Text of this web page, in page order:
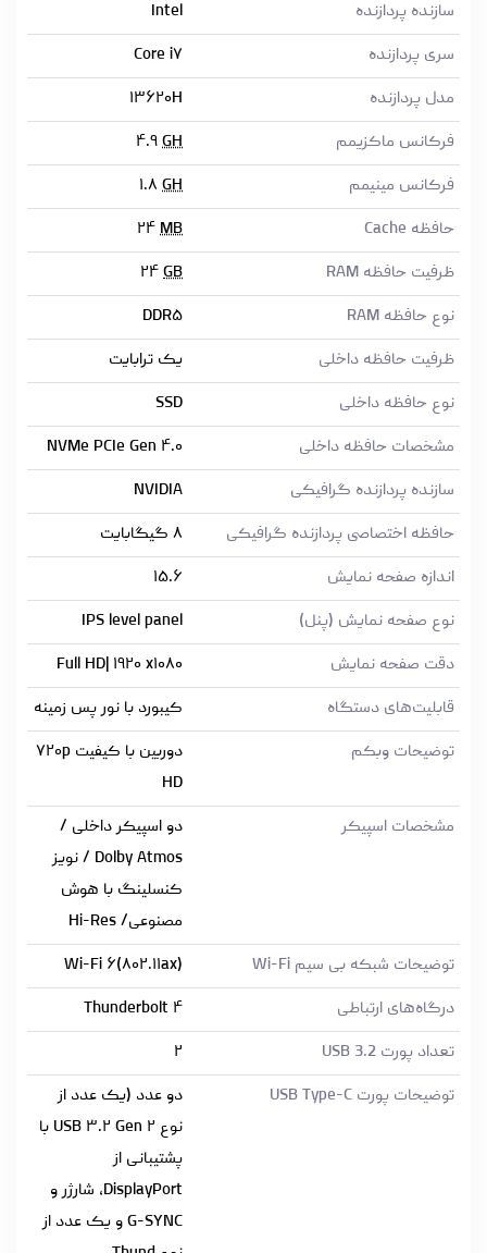
سازنده پردازنده
Intel
سری پردازنده
Core i۷
مدل پردازنده
۱۳۶۲۰H
فرکانس ماکزیمم
۴.۹ GH
فرکانس مینیمم
۱.۸ GH
حافظه Cache
۲۴ MB
ظرفیت حافظه RAM
۲۴ GB
نوع حافظه RAM
DDR۵
ظرفیت حافظه داخلی
یک ترابایت
نوع حافظه داخلی
SSD
مشخصات حافظه داخلی
NVMe PCIe Gen ۴.۰
سازنده پردازنده گرافیکی
NVIDIA
حافظه اختصاصی پردازنده گرافیکی
۸ گیگابایت
اندازه صفحه نمایش
۱۵.۶
نوع صفحه نمایش (پنل)
IPS level panel
دقت صفحه نمایش
Full HD| ۱۹۲۰ x۱۰۸۰
قابلیت‌های دستگاه
کیبورد با نور پس زمینه
توضیحات وبکم
دوربین با کیفیت ۷۲۰p
HD
مشخصات اسپیکر
دو اسپیکر داخلی /
Dolby Atmos / نویز
کنسلینگ با هوش
مصنوعی/ Hi-Res
توضیحات شبکه بی سیم Wi-Fi
Wi-Fi ۶(۸۰۲.۱۱ax)
درگاه‌های ارتباطی
Thunderbolt ۴
تعداد پورت USB 3.2
۲
توضیحات پورت USB Type-C
دو عدد (یک عدد از
نوع USB ۳.۲ Gen ۲ با
پشتیبانی از
DisplayPort، شارژر و
G-SYNC و یک عدد از